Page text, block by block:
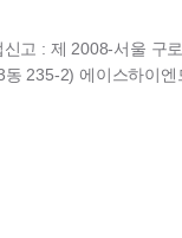
신고 : 제 2008-서울 구
235-2) 에이스하이